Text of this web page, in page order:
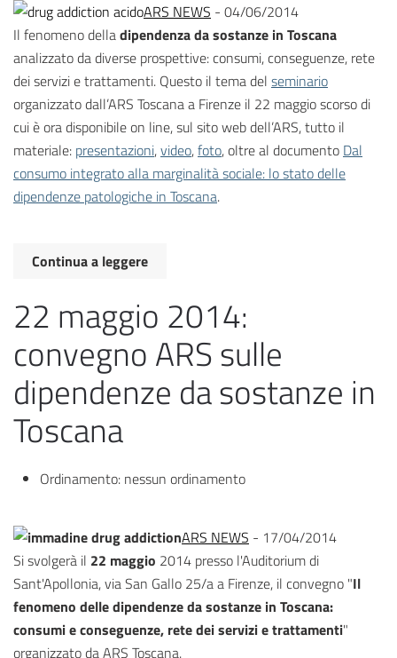
ARS NEWS - 04/06/2014
Il fenomeno delladipendenza da sostanze in Toscana
analizzato da diverse prospettive: consumi, conseguenze, rete
dei servizi e trattamenti. Questo il tema del seminario
organizzato dall’ARS Toscana a Firenze il 22 maggio scorso di
cui è ora disponibile on line, sul sito web dell’ARS, tutto il
materiale: presentazioni,video,foto, oltre al documento Dal
consumo integrato alla marginalità sociale: lo stato delle
dipendenze patologiche in Toscana.
Continua a leggere
22 maggio 2014:
convegno ARS sulle
dipendenze da sostanze in
Toscana
Ordinamento: nessun ordinamento
ARS NEWS - 17/04/2014
Si svolgerà il 22 maggio 2014 presso l'Auditorium di
Sant'Apollonia, via San Gallo 25/a a Firenze, il convegno "Il
fenomeno delle dipendenze da sostanze in Toscana:
consumi e conseguenze, rete dei servizi e trattamenti"
organizzato da ARS Toscana.